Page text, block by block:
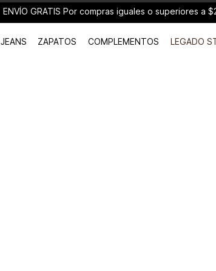
ENVÍO GRATIS Por compras iguales o superiores a
JEANS ZAPATOS COMPLEMENTOS LEGADO